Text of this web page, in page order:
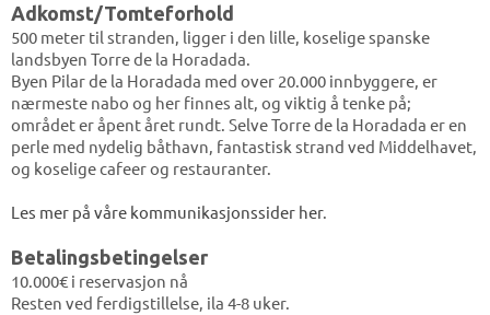
Adkomst/Tomteforhold
500 meter til stranden, ligger i den lille, koselige spanske
landsbyen Torre de la Horadada.
Byen Pilar de la Horadada med over 20.000 innbyggere, er
nærmeste nabo og her finnes alt, og viktig å tenke på;
området er åpent året rundt. Selve Torre de la Horadada er en
perle med nydelig båthavn, fantastisk strand ved Middelhavet,
og koselige cafeer og restauranter.
Les mer på våre kommunikasjonssider her.
Betalingsbetingelser
10.000€ i reservasjon nå
Resten ved ferdigstillelse, ila 4-8 uker.